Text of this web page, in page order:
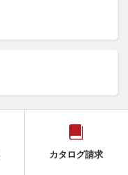
カタログ請求